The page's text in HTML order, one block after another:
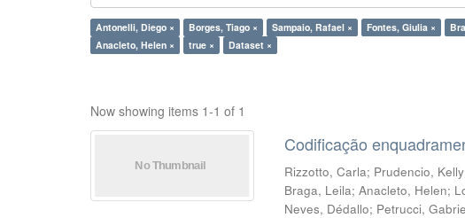
Antonelli, Diego × Borges, Tiago × Sampaio, Rafael × Fontes, Giulia ×
Anacleto, Helen ×
true × Dataset ×
Now showing items 1-1 of 1
Codificação
Rizzotto, Carla; Prudencio, Kelly
Braga, Leila;Anacleto, Helen;
Neves, Dédallo; Petrucci,